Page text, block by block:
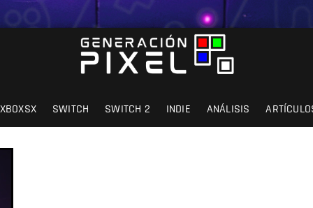
XBOXSX SWITCH SWITCH 2 INDIE ANÁLISIS